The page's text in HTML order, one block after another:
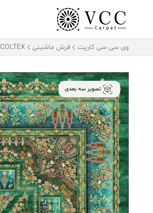
وی سی سی کارپت فرش ماشینی COLTEX
تصویر سه بعدی